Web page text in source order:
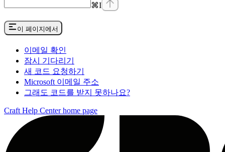
⌘I
이 페이지에서
이메일 확인
잠시 기다리기
새 코드 요청하기
Microsoft 이메일 주소
그래도 코드를 받지 못하나요?
Craft Help Centerhome page